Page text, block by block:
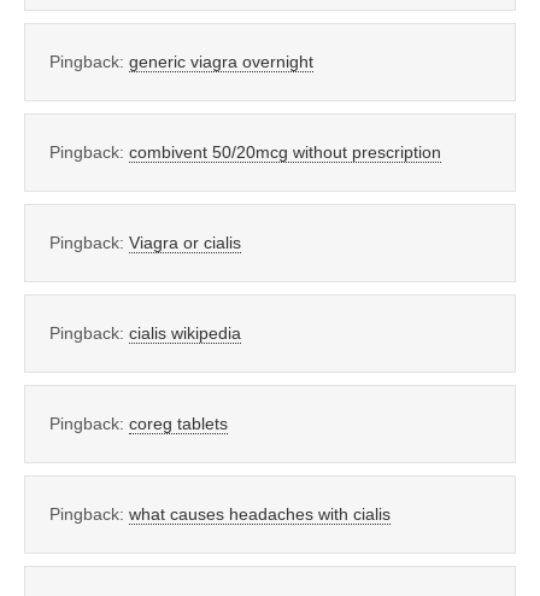
Pingback: generic viagra overnight
Pingback: combivent 50/20mcg without prescription
Pingback: Viagra or cialis
Pingback: cialis wikipedia
Pingback: coreg tablets
Pingback: what causes headaches with cialis